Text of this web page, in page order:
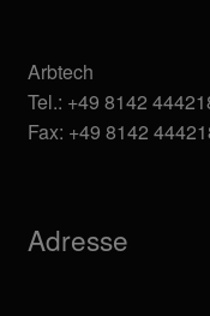
Arbtech
Tel.: +49 8142
Fax: +49 8142
Adresse